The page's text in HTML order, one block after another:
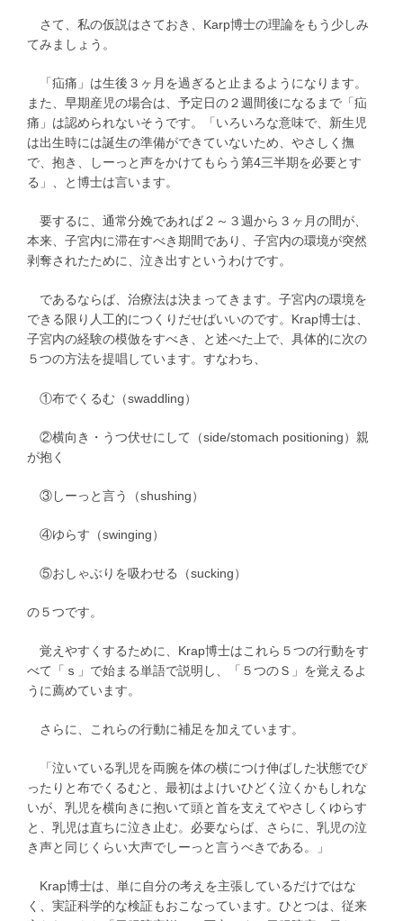
さて、私の仮説はさておき、Karp博士の理論をもう少しみ
てみましょう。
「疝痛」は生後３ヶ月を過ぎると止まるようになります。
また、早期産児の場合は、予定日の２週間後になるまで「疝
痛」は認められないそうです。「いろいろな意味で、新生児
は出生時には誕生の準備ができていないため、やさしく撫
で、抱き、しーっと声をかけてもらう第4三半期を必要とす
る」、と博士は言います。
要するに、通常分娩であれば２～３週から３ヶ月の間が、
本来、子宮内に滞在すべき期間であり、子宮内の環境が突然
剥奪されたために、泣き出すというわけです。
であるならば、治療法は決まってきます。子宮内の環境を
できる限り人工的につくりだせばいいのです。Krap博士は、
子宮内の経験の模倣をすべき、と述べた上で、具体的に次の
５つの方法を提唱しています。すなわち、
①布でくるむ（swaddling）
②横向き・うつ伏せにして（side/stomach positioning）親
が抱く
③しーっと言う（shushing）
④ゆらす（swinging）
⑤おしゃぶりを吸わせる（sucking）
の５つです。
覚えやすくするために、Krap博士はこれら５つの行動をす
べて「ｓ」で始まる単語で説明し、「５つのＳ」を覚えるよ
うに薦めています。
さらに、これらの行動に補足を加えています。
「泣いている乳児を両腕を体の横につけ伸ばした状態でぴ
ったりと布でくるむと、最初はよけいひどく泣くかもしれな
いが、乳児を横向きに抱いて頭と首を支えてやさしくゆらす
と、乳児は直ちに泣き止む。必要ならば、さらに、乳児の泣
き声と同じくらい大声でしーっと言うべきである。」
Krap博士は、単に自分の考えを主張しているだけではな
く、実証科学的な検証もおこなっています。ひとつは、従来